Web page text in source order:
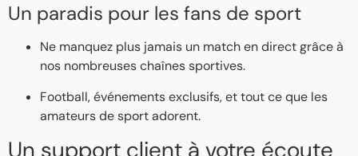
Un paradis pour les fans de sport
Ne manquez plus jamais un match en direct grâce à
nos nombreuses chaînes sportives.
Football, événements exclusifs, et tout ce que les
amateurs de sport adorent.
Un support client à votre écoute